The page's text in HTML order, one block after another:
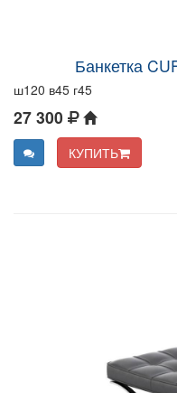
Банкетка
ш120 в45 г45
27 300
КУПИТЬ